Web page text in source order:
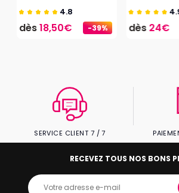
-39%
4.8
dès18,50€ dès24€
SERVICE CLIENT 7 / 7
RECEVEZ TOUS NOS BONS